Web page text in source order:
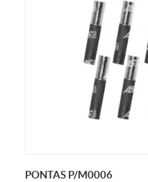
PONTAS P/M0006